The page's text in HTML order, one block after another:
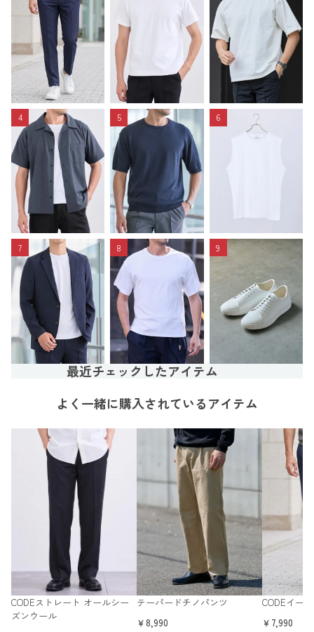
4 5 6
7 8 9
最近チェックしたアイテム
よく一緒に購入されているアイテム
CODEストレート オールシー
ズンウール
テーパードチノパンツ
￥8,990
CODEイー
￥7,990